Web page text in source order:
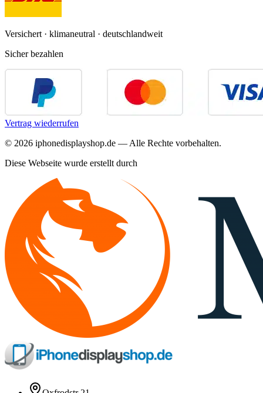
Versichert · klimaneutral · deutschlandweit
Sicher bezahlen
Vertrag wiederrufen
© 2026 iphonedisplayshop.de — Alle Rechte vorbehalten.
Diese Webseite wurde erstellt durch